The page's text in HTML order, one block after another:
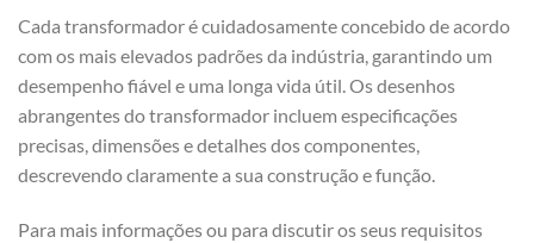
Cada transformador é cuidadosamente concebido de acordo
com os mais elevados padrões da indústria, garantindo um
desempenho fiável e uma longa vida útil. Os desenhos
abrangentes do transformador incluem especificações
precisas, dimensões e detalhes dos componentes,
descrevendo claramente a sua construção e função.
Para mais informações ou para discutir os seus requisitos